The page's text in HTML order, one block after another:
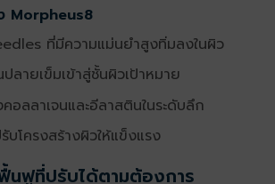
Morpheus8
ที่มีความแม่นยำสูงทิ่มลงในผิว
ลายเข็มเข้าสู่ชั้นผิวเป้าหมาย
อลลาเจนและอีลาสตินในระดับลึก
บโครงสร้างผิวให้แข็งแรง
นฟูที่ปรับได้ตามต้องการ